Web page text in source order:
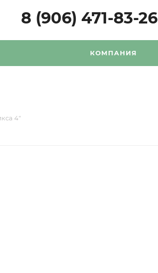
8 (906) 471-83-26
КОМПАНИЯ
4"